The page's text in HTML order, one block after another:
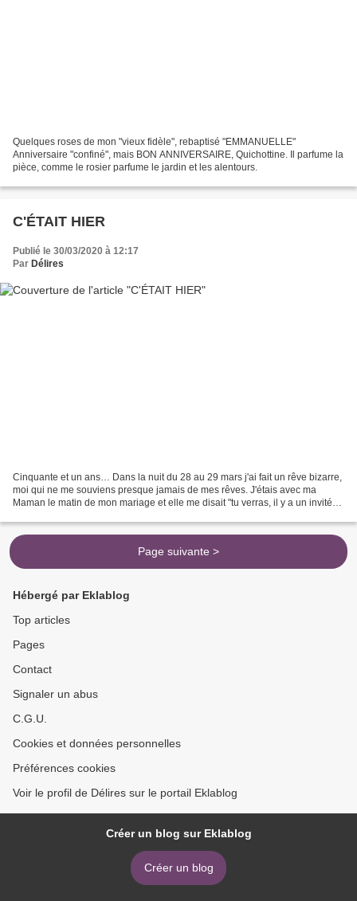
Quelques roses de mon "vieux fidèle", rebaptisé "EMMANUELLE"
Anniversaire "confiné", mais BON ANNIVERSAIRE, Quichottine. Il parfume la
pièce, comme le rosier parfume le jardin et les alentours.
C'ÉTAIT HIER
Publié le 30/03/2020 à 12:17
Par Délires
Cinquante et un ans… Dans la nuit du 28 au 29 mars j'ai fait un rêve bizarre,
moi qui ne me souviens presque jamais de mes rêves. J'étais avec ma
Maman le matin de mon mariage et elle me disait "tu verras, il y a un invité
Page suivante >
Hébergé par Eklablog
Top articles
Pages
Contact
Signaler un abus
C.G.U.
Cookies et données personnelles
Préférences cookies
Voir le profil de Délires sur le portail Eklablog
Créer un blog sur Eklablog
Créer un blog